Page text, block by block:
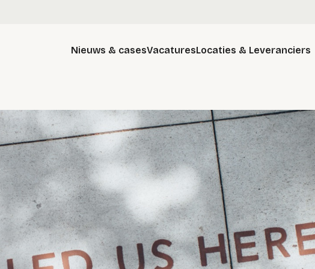
Nieuws & casesVacaturesLocaties & Leveranciers